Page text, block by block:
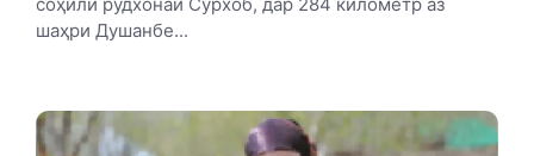
шаҳри Душанбе...